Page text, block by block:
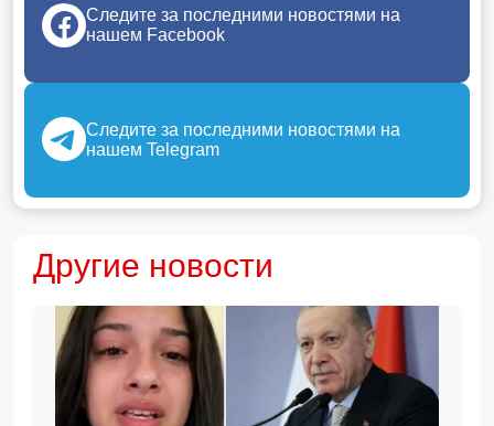
Следите за последними новостями на
нашем Facebook
Следите за последними новостями на
нашем Telegram
Другие новости